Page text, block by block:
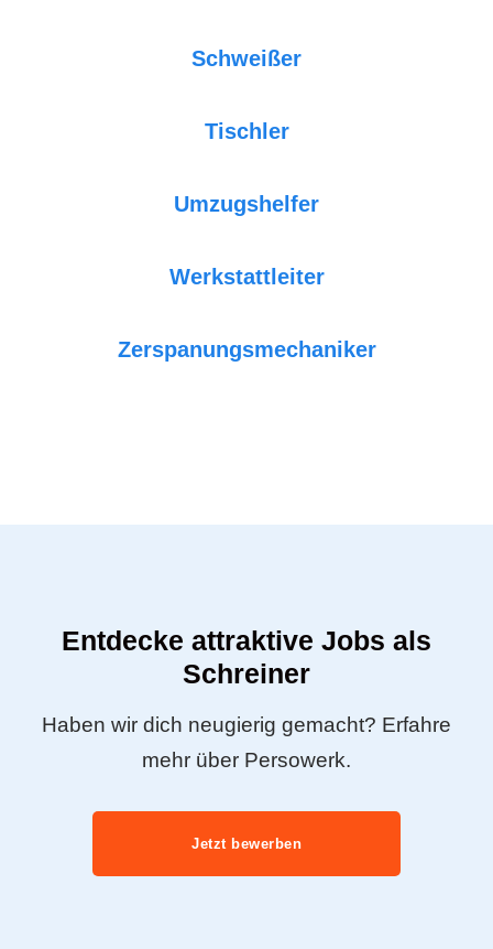
Schweißer
Tischler
Umzugshelfer
Werkstattleiter
Zerspanungsmechaniker
Entdecke attraktive Jobs als
Schreiner
Haben wir dich neugierig gemacht? Erfahre
mehr über Persowerk.
Jetzt bewerben